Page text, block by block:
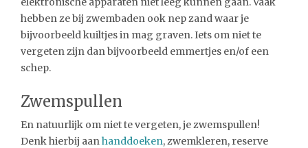
hebben ze bij zwembaden ook nep zand waar je
bijvoorbeeld kuiltjes in mag graven. Iets om niet te
vergeten zijn dan bijvoorbeeld emmertjes en/of een
schep.
Zwemspullen
En natuurlijk om niet te vergeten, je zwemspullen!
Denk hierbij aanhanddoeken, zwemkleren, reserve